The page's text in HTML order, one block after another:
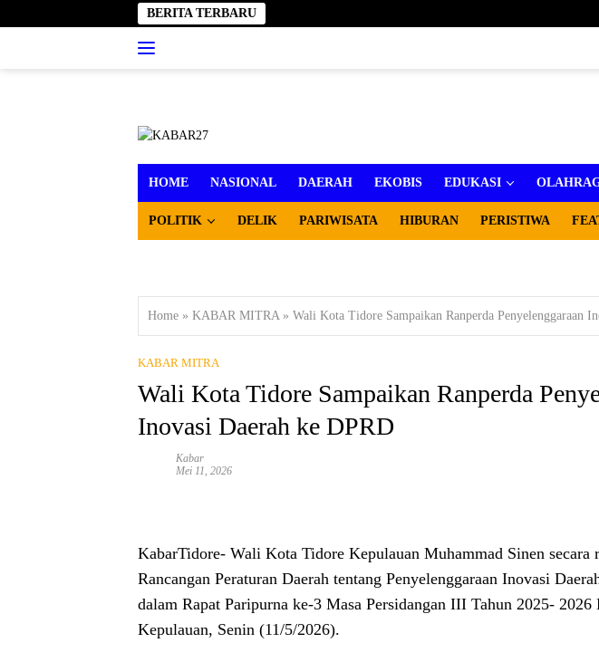
ke
BERITA TERBARU
HOME NASIONAL DAERAH EKOBIS EDUKASI
POLITIK DELIK PARIWISATA HIBURAN PERISTIWA
Home » KABAR MITRA » Wali Kota Tidore Sampaikan Ranperda Penyelenggaraan
KABAR MITRA
Wali Kota Tidore Sampaikan Ranperda
Inovasi Daerah ke DPRD
Kabar
Mei 11, 2026
KabarTidore- Wali Kota Tidore Kepulauan Muhammad Sinen secara
Rancangan Peraturan Daerah tentang Penyelenggaraan Inovasi
dalam Rapat Paripurna ke-3 Masa Persidangan III Tahun 2025-
Kepulauan, Senin (11/5/2026).